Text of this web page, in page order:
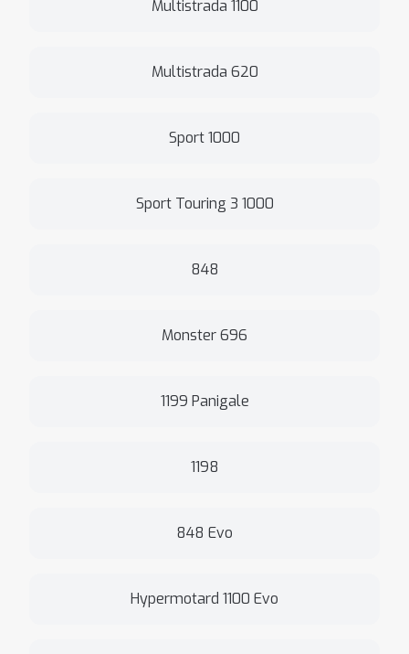
Multistrada 1100
Multistrada 620
Sport 1000
Sport Touring 3 1000
848
Monster 696
1199 Panigale
1198
848 Evo
Hypermotard 1100 Evo